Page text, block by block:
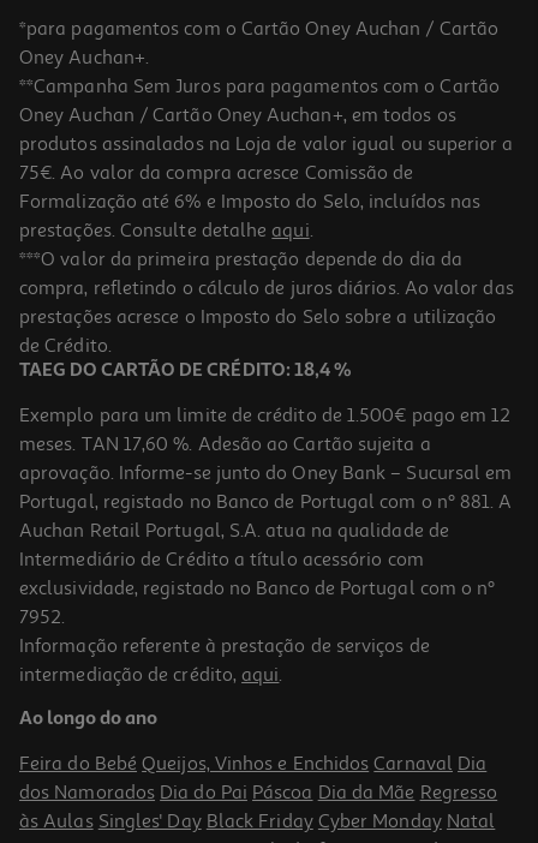
-23%
4.8
Sidra Somersby Maçã 6x0.20l
3.74 €/Lt
Price reduced from
5,85 €to
4,49 €
Promoção
Sidra Tróia Garrafa 0.33l
2.27 €/Lt
0,75 €
*para pagamentos com o Cartão Oney Auchan / Cartão
Oney Auchan+.
**Campanha Sem Juros para pagamentos com o Cartão
Oney Auchan / Cartão Oney Auchan+, em todos os
produtos assinalados na Loja de valor igual ou superior a
75€. Ao valor da compra acresce Comissão de
Formalização até 6% e Imposto do Selo, incluídos nas
prestações. Consulte detalhe aqui.
***O valor da primeira prestação depende do dia da
compra, refletindo o cálculo de juros diários. Ao valor das
prestações acresce o Imposto do Selo sobre a utilização
de Crédito.
TAEG DO CARTÃO DE CRÉDITO: 18,4 %
Exemplo para um limite de crédito de 1.500€ pago em 12
meses. TAN 17,60 %. Adesão ao Cartão sujeita a
aprovação. Informe-se junto do Oney Bank – Sucursal em
Portugal, registado no Banco de Portugal com o nº 881. A
Auchan Retail Portugal, S.A. atua na qualidade de
Intermediário de Crédito a título acessório com
exclusividade, registado no Banco de Portugal com o nº
7952.
Informação referente à prestação de serviços de
intermediação de crédito, aqui.
Ao longo do ano
Feira do Bebé Queijos, Vinhos e Enchidos Carnaval Dia
dos Namorados Dia do Pai Páscoa Dia da Mãe Regresso
às Aulas Singles' Day Black Friday Cyber Monday Natal